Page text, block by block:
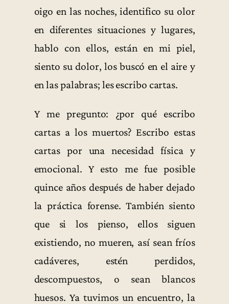
oigo en las noches, identifico su olor
en diferentes situaciones y lugares,
hablo con ellos, están en mi piel,
siento su dolor, los buscó en el aire y
en las palabras; les escribo cartas.
Y me pregunto: ¿por qué escribo
cartas a los muertos? Escribo estas
cartas por una necesidad física y
emocional. Y esto me fue posible
quince años después de haber dejado
la práctica forense. También siento
que si los pienso, ellos siguen
existiendo, no mueren, así sean fríos
cadáveres, estén perdidos,
descompuestos, o sean blancos
huesos. Ya tuvimos un encuentro, la